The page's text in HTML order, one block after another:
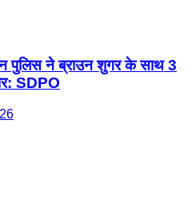
पुलिस ने ब्राउन शुगर के साथ 3
SDPO